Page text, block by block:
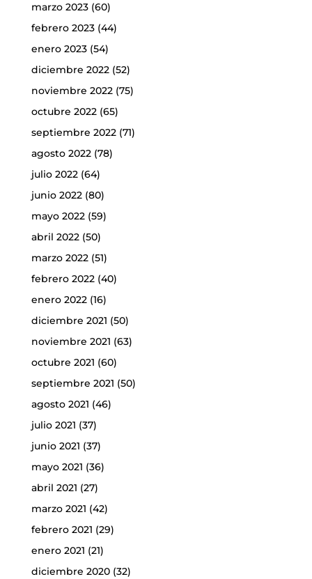
marzo 2023(60)
febrero 2023(44)
enero 2023(54)
diciembre 2022(52)
noviembre 2022(75)
octubre 2022(65)
septiembre 2022(71)
agosto 2022(78)
julio 2022(64)
junio 2022(80)
mayo 2022(59)
abril 2022(50)
marzo 2022(51)
febrero 2022(40)
enero 2022(16)
diciembre 2021 (50)
noviembre 2021 (63)
octubre 2021 (60)
septiembre 2021 (50)
agosto 2021 (46)
julio 2021 (37)
junio 2021 (37)
mayo 2021 (36)
abril 2021 (27)
marzo 2021 (42)
febrero 2021 (29)
enero 2021 (21)
diciembre 2020(32)